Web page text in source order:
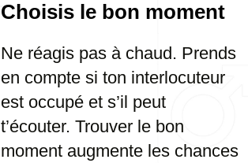
Choisis le bon moment
Ne réagis pas à chaud. Prends
en compte si ton interlocuteur
est occupé et s’il peut
t’écouter. Trouver le bon
moment augmente les chances